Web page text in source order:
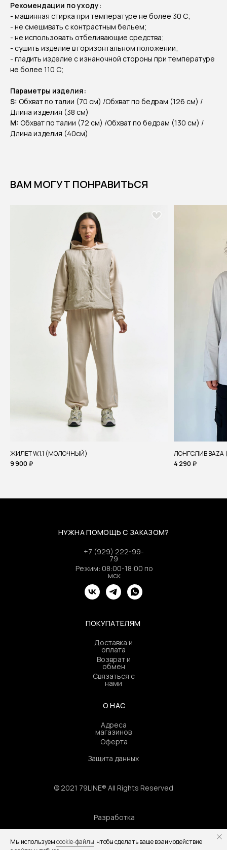
Рекомендации по уходу:
- машинная стирка при температуре не более 30 C;
- не смешивать с контрастным бельем;
- не использовать отбеливающие средства;
- сушить изделие в горизонтальном положении;
- гладить изделие с изнаночной стороны при температуре
не более 110 С;
Параметры изделия:
S: Обхват по талии (70 см) /Обхват по бедрам (126 см) /
Длина изделия (38 см)
M: Обхват по талии (72 см) /Обхват по бедрам (130 см) /
Длина изделия (40см)
ВАМ МОГУТ ПОНРАВИТЬСЯ
ЖИЛЕТ W.1.1 (МОЛОЧНЫЙ)
9 900 ₽
ЛОНГСЛИВ
4 290 ₽
НУЖНА ПОМОЩЬ С ЗАКАЗОМ?
ПОКУПАТЕЛЯМ
О НАС
+7 (929) 222-99-
79
Режим: 08:00-18:00 по
мск
Доставка и
оплата
Возврат и
обмен
Связаться с
нами
Адреса
магазинов
Оферта
Защита данных
© 2021 79LINE® All Rights Reserved
Разработка
Мы используемcookie-файлы, чтобы сделать ваше взаимодействие